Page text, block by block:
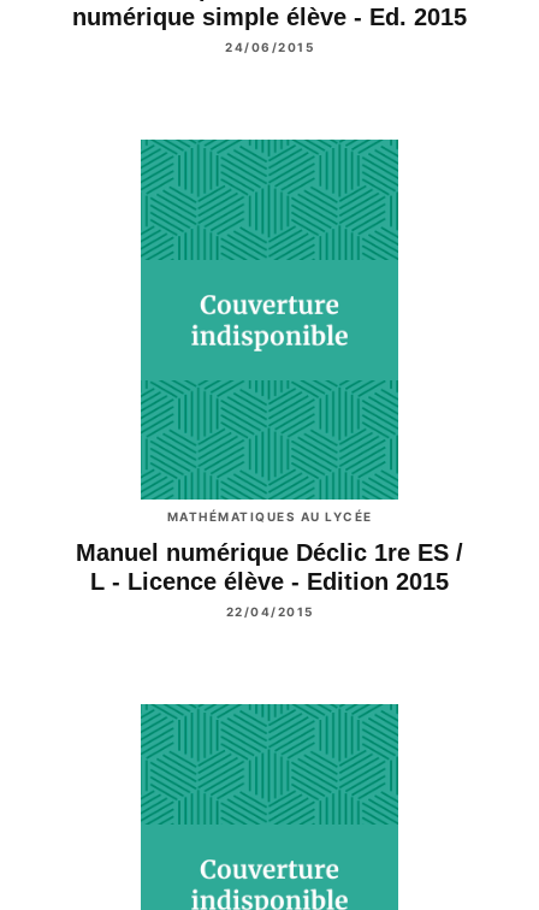
numérique simple élève - Ed. 2015
24/06/2015
MATHÉMATIQUES AU LYCÉE
Manuel numérique Déclic 1re ES /
L - Licence élève - Edition 2015
22/04/2015